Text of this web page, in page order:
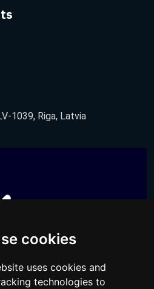
cookies
uses cookies and
technologies to
1039, Riga, Latvia